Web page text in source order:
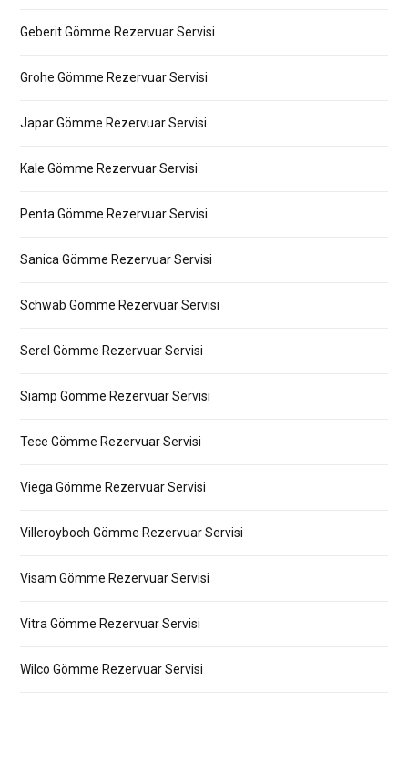
Geberit Gömme Rezervuar Servisi
Grohe Gömme Rezervuar Servisi
Japar Gömme Rezervuar Servisi
Kale Gömme Rezervuar Servisi
Penta Gömme Rezervuar Servisi
Sanica Gömme Rezervuar Servisi
Schwab Gömme Rezervuar Servisi
Serel Gömme Rezervuar Servisi
Siamp Gömme Rezervuar Servisi
Tece Gömme Rezervuar Servisi
Viega Gömme Rezervuar Servisi
Villeroyboch Gömme Rezervuar Servisi
Visam Gömme Rezervuar Servisi
Vitra Gömme Rezervuar Servisi
Wilco Gömme Rezervuar Servisi